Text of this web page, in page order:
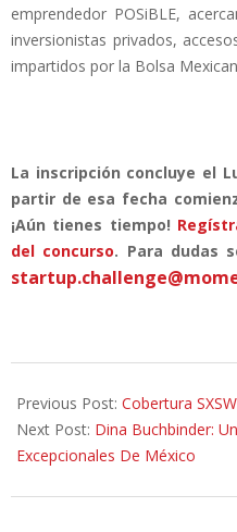
emprendedor POSiBLE,
inversionistas privados,
impartidos por la Bolsa
La inscripción concluye el
partir de esa fecha
¡Aún tienes tiempo!
del concurso. Para dudas
03-
12
Previous Post: Cobertura
Next Post: Dina Buchbinder:
Excepcionales De México